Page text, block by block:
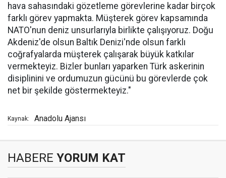
hava sahasındaki gözetleme görevlerine kadar birçok
farklı görev yapmakta. Müşterek görev kapsamında
NATO'nun deniz unsurlarıyla birlikte çalışıyoruz. Doğu
Akdeniz'de olsun Baltık Denizi'nde olsun farklı
coğrafyalarda müşterek çalışarak büyük katkılar
vermekteyiz. Bizler bunları yaparken Türk askerinin
disiplinini ve ordumuzun gücünü bu görevlerde çok
net bir şekilde göstermekteyiz."
Kaynak: Anadolu Ajansı
HABERE YORUM KAT